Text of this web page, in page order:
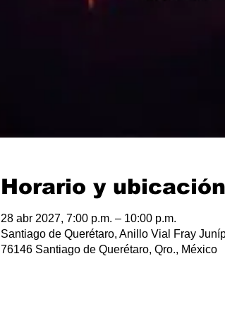
Horario y ubicación
28 abr 2027, 7:00 p.m. – 10:00 p.m.
Santiago de Querétaro, Anillo Vial Fray
76146 Santiago de Querétaro, Qro., México